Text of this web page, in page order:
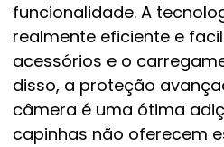
funcionalidade. A
realmente eficiente e
acessórios e o
disso, a proteção
câmera é uma ótima
capinhas não oferecem